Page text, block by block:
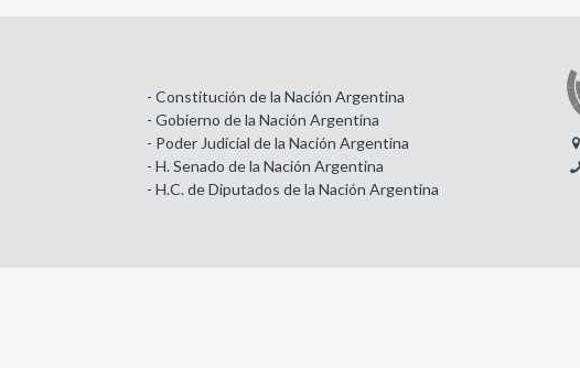
- Constitución de la Nación Argentina
- Gobierno de la Nación Argentina
- Poder Judicial de la Nación Argentina
- H. Senado de la Nación Argentina
- H.C. de Diputados de la Nación Argentina